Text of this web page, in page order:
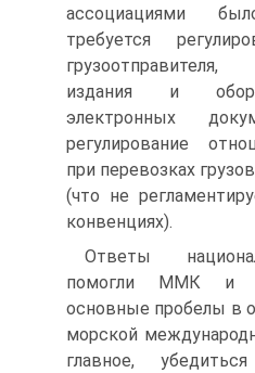
ассоциациями
требуется
грузоотправителя,
издания и
электронных
регулирование
при перевозках
(что не
конвенциях).
Ответы
помогли ММК и
основные пробелы в
морской
главное,